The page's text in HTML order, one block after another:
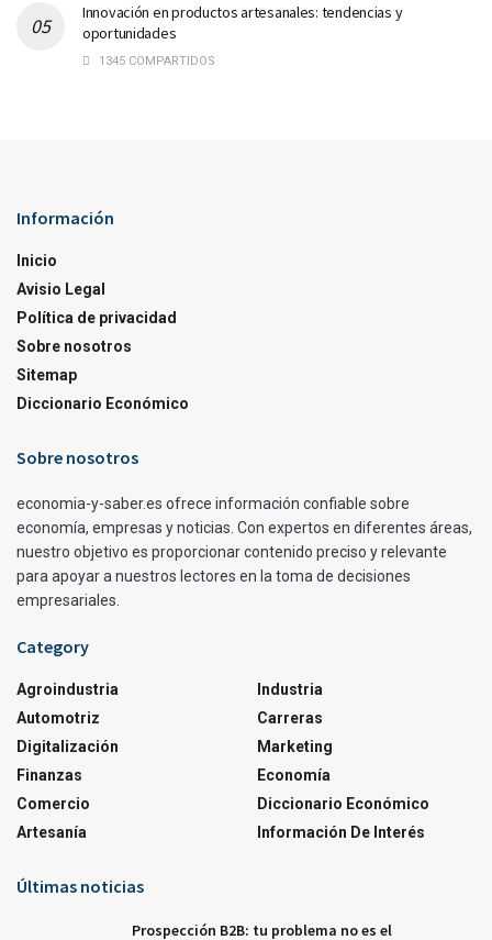
Innovación en productos artesanales: tendencias y
oportunidades
1345 COMPARTIDOS
Información
Inicio
Avisio Legal
Política de privacidad
Sobre nosotros
Sitemap
Diccionario Económico
Sobre nosotros
economia-y-saber.es ofrece información confiable sobre
economía, empresas y noticias. Con expertos en diferentes áreas,
nuestro objetivo es proporcionar contenido preciso y relevante
para apoyar a nuestros lectores en la toma de decisiones
empresariales.
Category
Agroindustria
Automotriz
Digitalización
Finanzas
Comercio
Artesanía
Industria
Carreras
Marketing
Economía
Diccionario Económico
Información De Interés
Últimas noticias
Prospección B2B: tu problema no es el